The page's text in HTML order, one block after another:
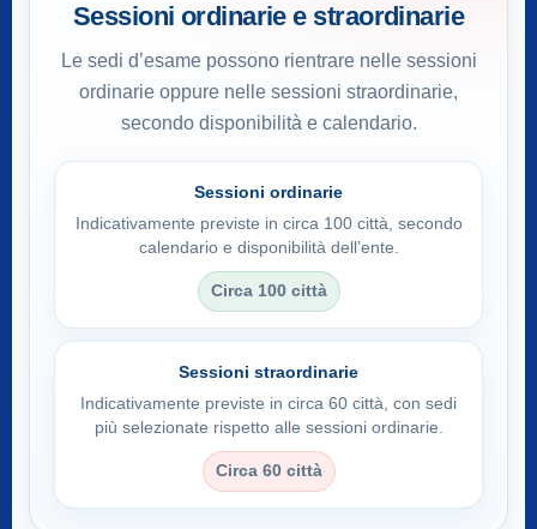
Sessioni ordinarie e straordinarie
Le sedi d’esame possono rientrare nelle sessioni
ordinarie oppure nelle sessioni straordinarie,
secondo disponibilità e calendario.
Sessioni ordinarie
Indicativamente previste in circa 100 città, secondo
calendario e disponibilità dell’ente.
Circa 100 città
Sessioni straordinarie
Indicativamente previste in circa 60 città, con sedi
più selezionate rispetto alle sessioni ordinarie.
Circa 60 città